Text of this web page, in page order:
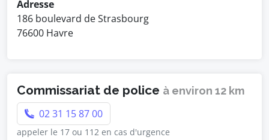
Adresse
186 boulevard de Strasbourg
76600 Havre
Commissariat de police à environ 12 km
02 31 15 87 00
appeler le 17 ou 112 en cas d'urgence